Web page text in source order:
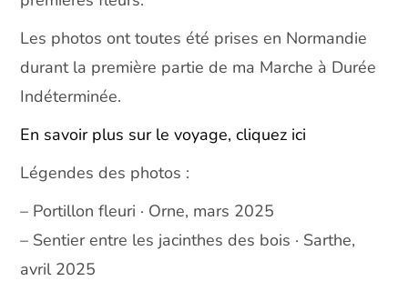
Les photos ont toutes été prises en Normandie
durant la première partie de ma Marche à Durée
Indéterminée.
En savoir plus sur le voyage, cliquez ici
Légendes des photos :
– Portillon fleuri · Orne, mars 2025
– Sentier entre les jacinthes des bois · Sarthe,
avril 2025